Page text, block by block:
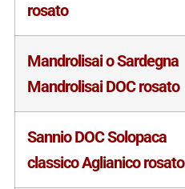
rosato
Mandrolisai o Sardegna
Mandrolisai DOC rosato
Sannio DOC Solopaca
classico Aglianico rosato